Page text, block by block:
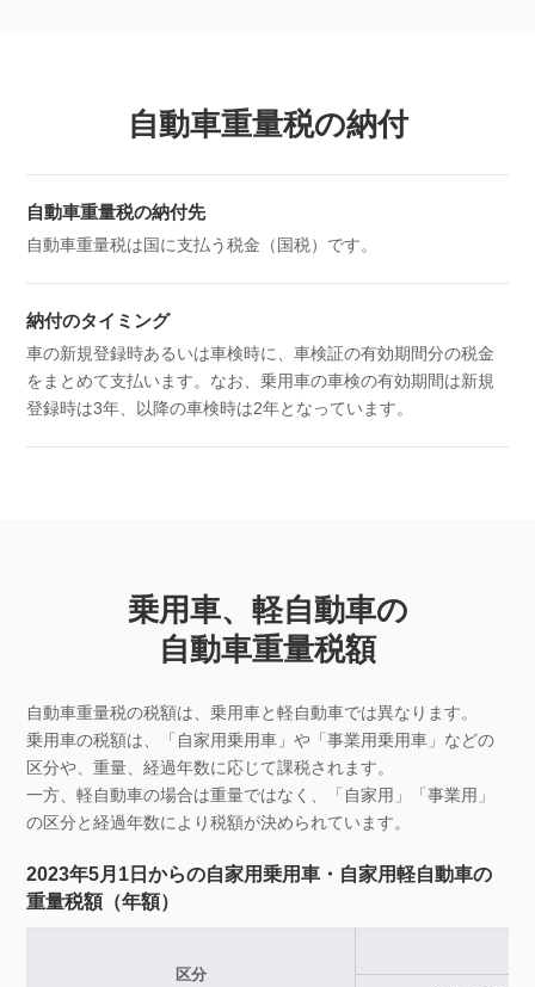
自動車重量税の納付
自動車重量税の納付先
自動車重量税は国に支払う税金（国税）です。
納付のタイミング
車の新規登録時あるいは車検時に、車検証の有効期間分の税金
をまとめて支払います。なお、乗用車の車検の有効期間は新規
登録時は3年、以降の車検時は2年となっています。
乗用車、軽自動車の
自動車重量税額
自動車重量税の税額は、乗用車と軽自動車では異なります。
乗用車の税額は、「自家用乗用車」や「事業用乗用車」などの
区分や、重量、経過年数に応じて課税されます。
一方、軽自動車の場合は重量ではなく、「自家用」「事業用」
の区分と経過年数により税額が決められています。
2023年5月1日からの自家用乗用車・自家用軽自動車の
重量税額（年額）
区分